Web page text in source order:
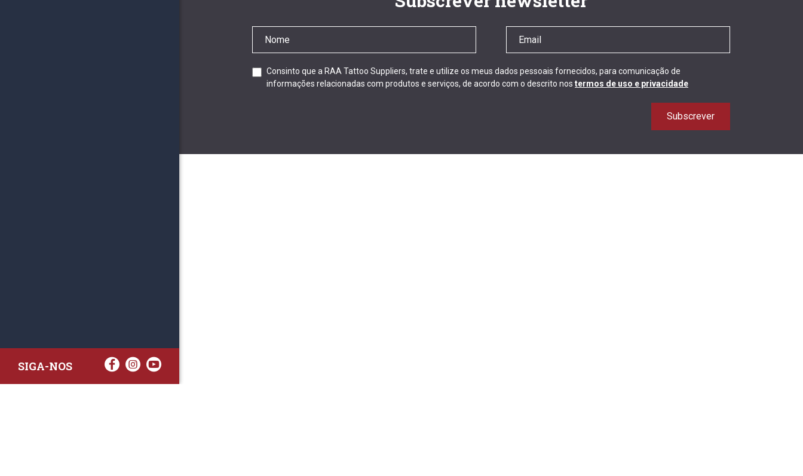
SIGA-NOS
Consinto que a RAA Tattoo Suppliers, trate e utilize os meus dados pessoais fornecidos, para comunicação de
informações relacionadas com produtos e serviços, de acordo com o descrito nos termos de uso e privacidade
Subscrever